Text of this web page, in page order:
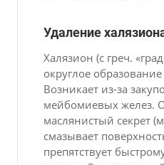
Удаление
Халязион (с греч.
округлое
Возникает из-за
мейбомиевых желез.
маслянистый секрет
смазывает
препятствует